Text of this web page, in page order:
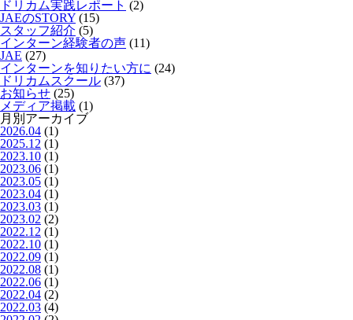
ドリカム実践レポート (2)
JAEのSTORY (15)
スタッフ紹介 (5)
インターン経験者の声 (11)
JAE (27)
インターンを知りたい方に (24)
ドリカムスクール (37)
お知らせ (25)
メディア掲載 (1)
月別アーカイブ
2026.04 (1)
2025.12 (1)
2023.10 (1)
2023.06 (1)
2023.05 (1)
2023.04 (1)
2023.03 (1)
2023.02 (2)
2022.12 (1)
2022.10 (1)
2022.09 (1)
2022.08 (1)
2022.06 (1)
2022.04 (2)
2022.03 (4)